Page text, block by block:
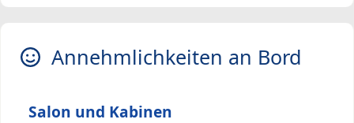
Annehmlichkeiten an Bord
Salon und Kabinen